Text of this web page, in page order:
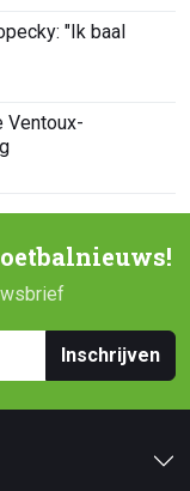
"Ik baal
Ventoux-
Inschrijven